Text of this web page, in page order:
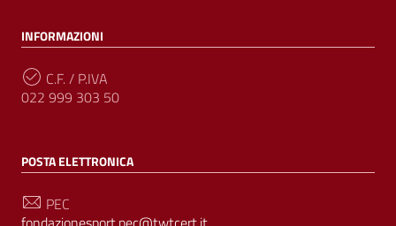
INFORMAZIONI
C.F. / P.IVA
022 999 303 50
POSTA ELETTRONICA
PEC